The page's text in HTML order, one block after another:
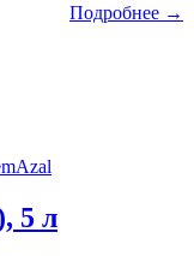
Подробнее →
5 л